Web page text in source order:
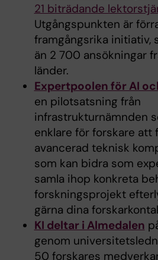
21 biträdande
Utgångspunkten är
framgångsrika initiativ,
än 2 700 ansökningar
länder.
Expertpoolen för AI
en pilotsatsning från
infrastrukturnämnden
enklare för forskare att
avancerad teknisk
som kan bidra som
samla ihop konkreta
forskningsprojekt
gärna dina
KI deltar i Almedalen
genom
50 forskares